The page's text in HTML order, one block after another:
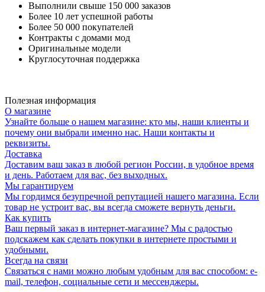
Выполнили свыше 150 000 заказов
Более 10 лет успешной работы
Более 50 000 покупателей
Контракты с домами мод
Оригинальные модели
Круглосуточная поддержка
Полезная информация
О магазине
Узнайте больше о нашем магазине: кто мы, наши клиенты и
почему они выбрали именно нас. Наши контакты и
реквизиты.
Доставка
Доставим ваш заказ в любой регион России, в удобное время
и день. Работаем для вас, без выходных.
Мы гарантируем
Мы гордимся безупречной репутацией нашего магазина. Если
товар не устроит вас, вы всегда сможете вернуть деньги.
Как купить
Ваш первый заказ в интернет-магазине? Мы с радостью
подскажем как сделать покупки в интернете простыми и
удобными.
Всегда на связи
Связаться с нами можно любым удобным для вас способом: e-
mail, телефон, социальные сети и мессенджеры.